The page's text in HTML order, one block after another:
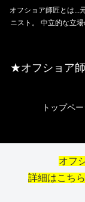
オフショア師匠とは...
ニスト。 中立的な立
★オフショア
トップペ
オフ
詳細はこち